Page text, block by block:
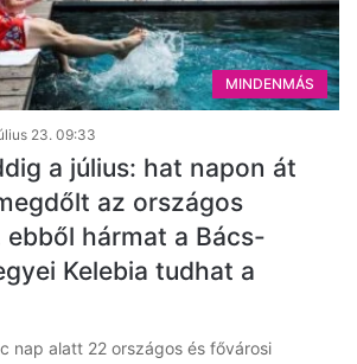
MINDENMÁS
23. 09:33
a július: hat napon át
az országos
ebből hármat a Bács-
Kelebia tudhat a
nap alatt 22 országos és fővárosi